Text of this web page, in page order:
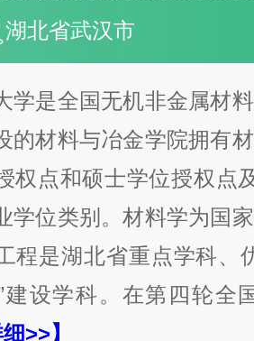
行情况可能会因不同
查阅官方或权威教育
投票>>
湖北省武汉市
学是全国无机非金属材
的材料与冶金学院拥有
权点和硕士学位授权点
学位类别。材料学为国
程是湖北省重点学科、
建设学科。在第四轮全
细>>】